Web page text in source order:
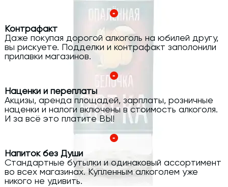
Контрафакт
Даже покупая дорогой алкоголь на юбилей другу,
вы рискуете. Подделки и контрафакт заполонили
прилавки магазинов.
Наценки и переплаты
Акцизы, аренда площадей, зарплаты, розничные
наценки и налоги включены в стоимость алкоголя.
И за всё это платите ВЫ!
Напиток без Души
Стандартные бутылки и одинаковый ассортимент
во всех магазинах. Купленным алкоголем уже
никого не удивить.